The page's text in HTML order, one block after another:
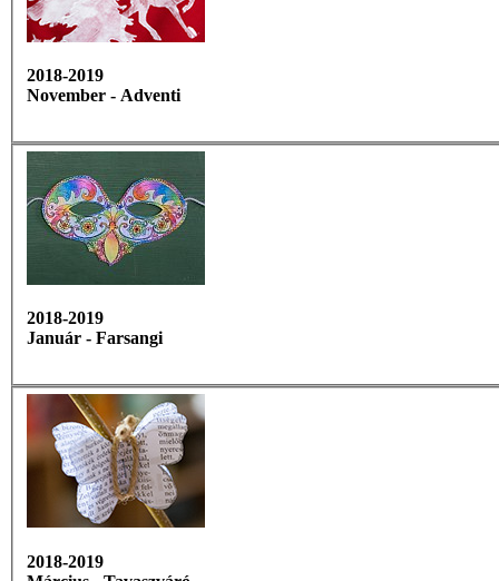
2018-2019
November - Adventi
2018-2019
Január - Farsangi
2018-2019